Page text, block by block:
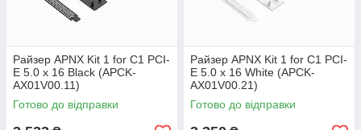
Райзер APNX Kit 1 for C1 PCI-
E 5.0 x 16 Black (APCK-
AX01V00.11)
Готово до відправки
Райзер APNX Kit 1 for C1 PCI-
E 5.0 x 16 White (APCK-
AX01V00.21)
Готово до відправки